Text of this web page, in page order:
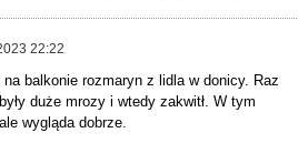
22:22
balkonie rozmaryn z lidla w donicy. Raz
duże mrozy i wtedy zakwitł. W tym
wygląda dobrze.